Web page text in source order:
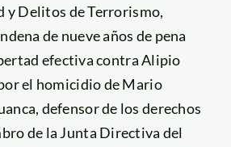
Delitos de Terrorismo,
de nueve años de pena
efectiva contra Alipio
el homicidio de Mario
defensor de los derechos
de la Junta Directiva del